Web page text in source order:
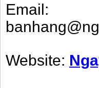
Email:
Website: